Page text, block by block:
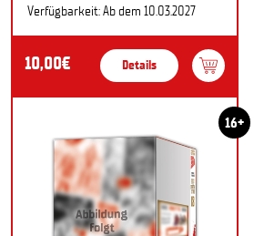
Verfügbarkeit: Ab dem 10.03.2027
10,00€ Details
16+